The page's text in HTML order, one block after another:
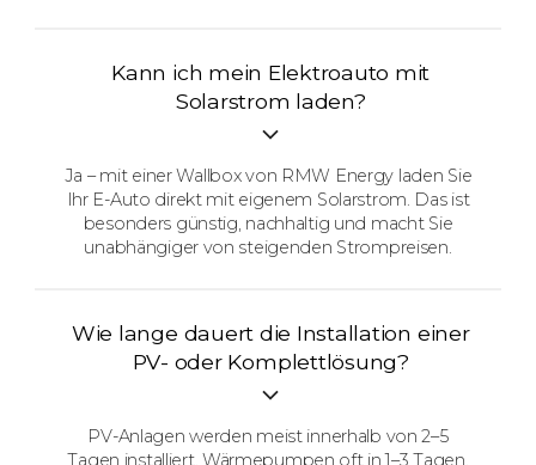
Kann ich mein Elektroauto mit
Solarstrom laden?
Ja – mit einer Wallbox von RMW Energy laden Sie
Ihr E-Auto direkt mit eigenem Solarstrom. Das ist
besonders günstig, nachhaltig und macht Sie
unabhängiger von steigenden Strompreisen.
Wie lange dauert die Installation einer
PV- oder Komplettlösung?
PV-Anlagen werden meist innerhalb von 2–5
Tagen installiert, Wärmepumpen oft in 1–3 Tagen.